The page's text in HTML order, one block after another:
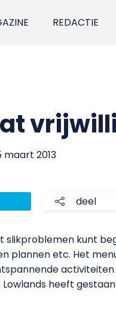
REDACTIE
maart 2013
deel
slikproblemen kunt
plannen etc. Het
heeft